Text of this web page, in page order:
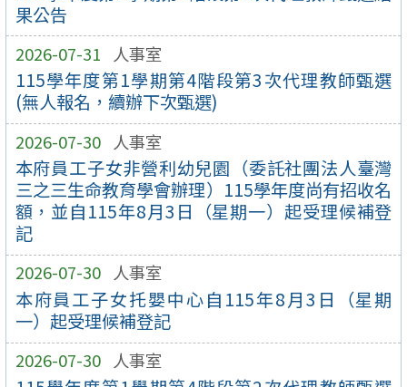
果公告
2026-07-31 人事室
115學年度第1學期第4階段第3次代理教師甄選
(無人報名，續辦下次甄選)
2026-07-30 人事室
本府員工子女非營利幼兒園（委託社團法人臺灣
三之三生命教育學會辦理）115學年度尚有招收名
額，並自115年8月3日（星期一）起受理候補登
記
2026-07-30 人事室
本府員工子女托嬰中心自115年8月3日（星期
一）起受理候補登記
2026-07-30 人事室